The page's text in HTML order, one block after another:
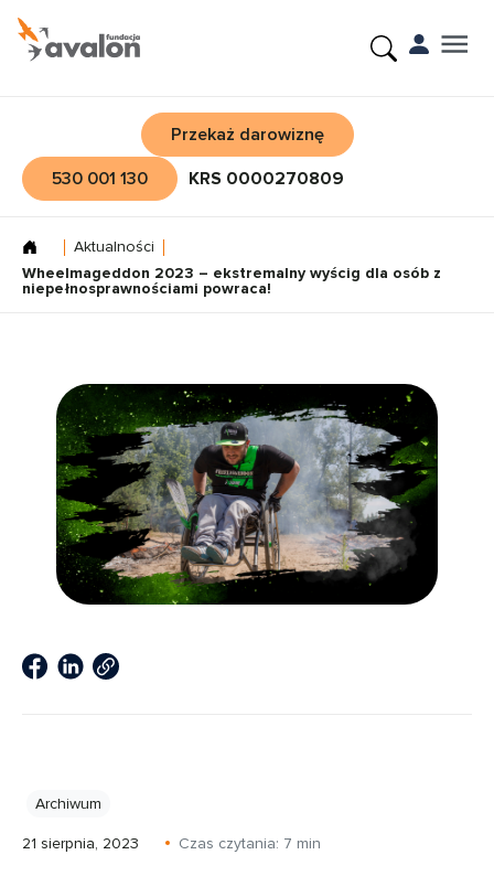
Przekaż darowiznę
530 001 130
KRS 0000270809
Aktualności
Wheelmageddon 2023 – ekstremalny wyścig dla osób z
niepełnosprawnościami powraca!
Archiwum
21 sierpnia, 2023 Czas czytania: 7 min